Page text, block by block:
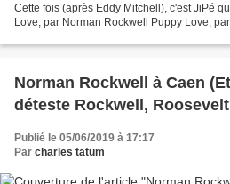
Cette fois (après Eddy Mitchell), c'est JiPé
Love, par Norman Rockwell Puppy Love,
Norman Rockwell à Caen
déteste Rockwell,
Publié le 05/06/2019 à 17:17
Par charles tatum